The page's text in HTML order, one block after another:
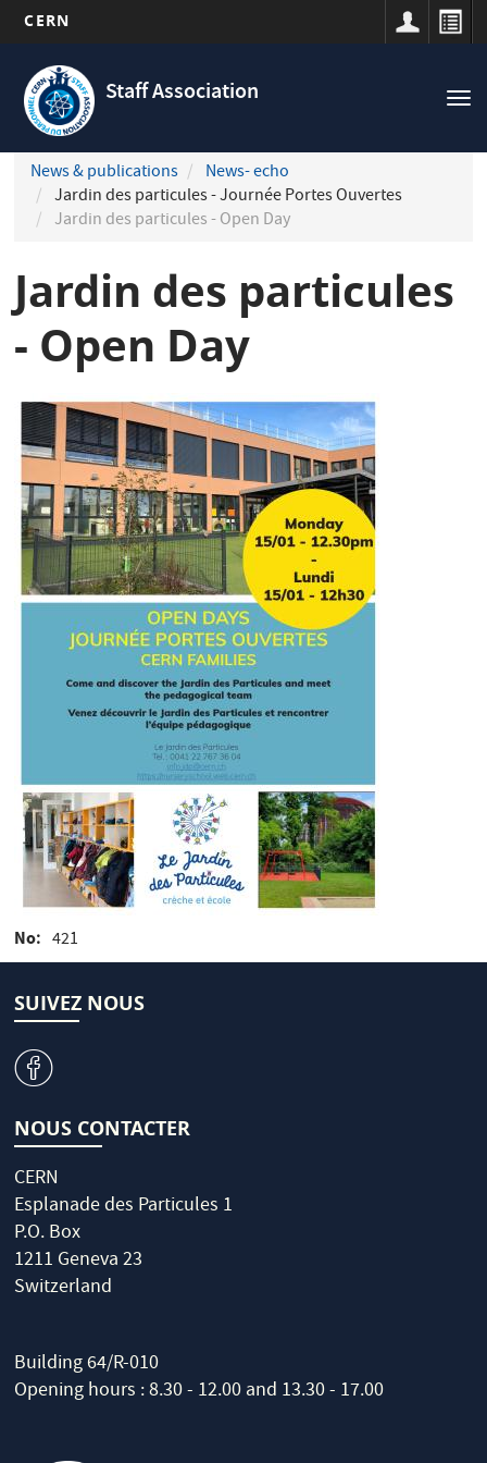
main
content
CERN
Staff Association
Navigation
principale
News & publications
News- echo
Jardin des particules - Journée Portes Ouvertes
Jardin des particules - Open Day
Jardin des particules
- Open Day
No 421
SUIVEZ NOUS
v
NOUS CONTACTER
CERN
Esplanade des Particules 1
P.O. Box
1211 Geneva 23
Switzerland
Building 64/R-010
Opening hours : 8.30 - 12.00 and 13.30 - 17.00